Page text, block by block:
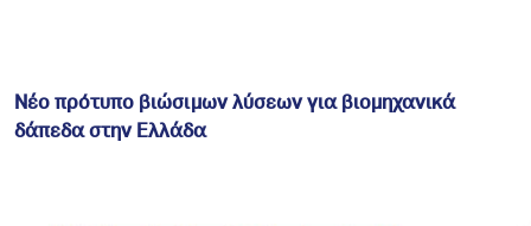
Νέο πρότυπο βιώσιμων λύσεων για βιομηχανικά
δάπεδα στην Ελλάδα